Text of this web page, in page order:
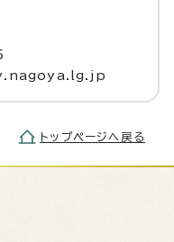
トップページへ戻る